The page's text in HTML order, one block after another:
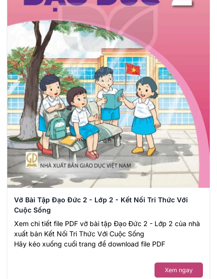
Vở Bài Tập Đạo Đức 2 - Lớp 2 - Kết Nối Tri Thức Với
Cuộc Sống
Xem chi tiết file PDF vở bài tập Đạo Đức 2 - Lớp 2 của nhà
xuất bản Kết Nối Tri Thức Với Cuộc Sống
Hãy kéo xuống cuối trang để download file PDF
Xem ngay